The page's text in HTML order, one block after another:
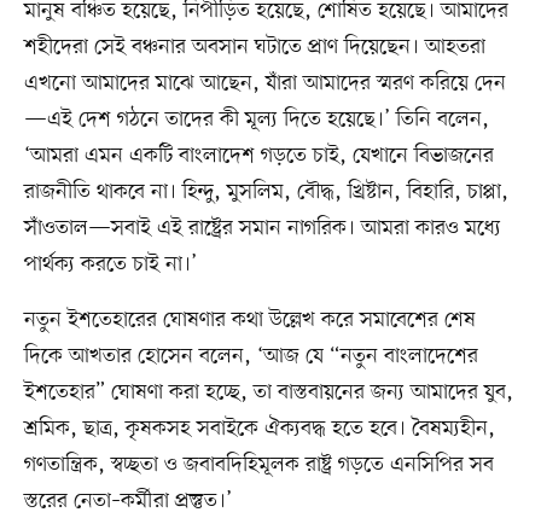
মানুষ বঞ্চিত হয়েছে, নিপীড়িত হয়েছে, শোষিত হয়েছে। আমাদের
শহীদেরা সেই বঞ্চনার অবসান ঘটাতে প্রাণ দিয়েছেন। আহতরা
এখনো আমাদের মাঝে আছেন, যাঁরা আমাদের স্মরণ করিয়ে দেন
—এই দেশ গঠনে তাদের কী মূল্য দিতে হয়েছে।’ তিনি বলেন,
‘আমরা এমন একটি বাংলাদেশ গড়তে চাই, যেখানে বিভাজনের
রাজনীতি থাকবে না। হিন্দু, মুসলিম, বৌদ্ধ, খ্রিষ্টান, বিহারি, চাপ্পা,
সাঁওতাল—সবাই এই রাষ্ট্রের সমান নাগরিক। আমরা কারও মধ্যে
পার্থক্য করতে চাই না।’
নতুন ইশতেহারের ঘোষণার কথা উল্লেখ করে সমাবেশের শেষ
দিকে আখতার হোসেন বলেন, ‘আজ যে “নতুন বাংলাদেশের
ইশতেহার” ঘোষণা করা হচ্ছে, তা বাস্তবায়নের জন্য আমাদের যুব,
শ্রমিক, ছাত্র, কৃষকসহ সবাইকে ঐক্যবদ্ধ হতে হবে। বৈষম্যহীন,
গণতান্ত্রিক, স্বচ্ছতা ও জবাবদিহিমূলক রাষ্ট্র গড়তে এনসিপির সব
স্তরের নেতা–কর্মীরা প্রস্তুত।’